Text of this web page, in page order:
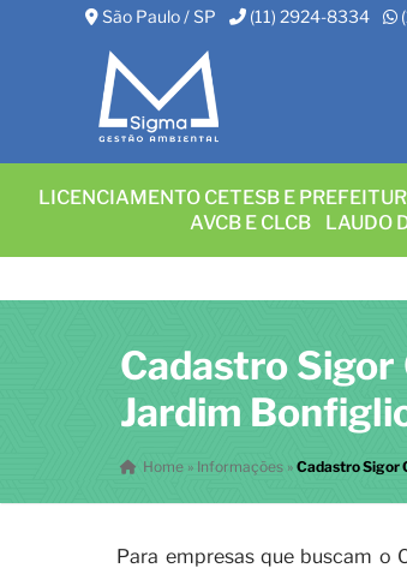
São Paulo / SP (11) 2924-8334
LICENCIAMENTO CETESB E
AVCB E CLCB
LAUDO
Cadastro Sigor
Jardim
Home » Informações »Cadastro Sigor
Para empresas que buscam o